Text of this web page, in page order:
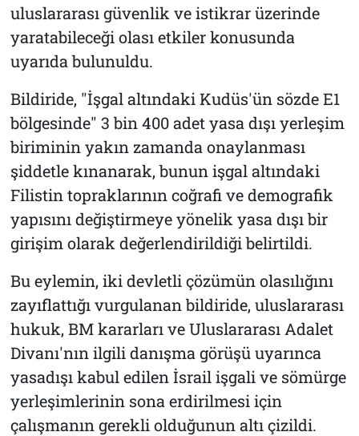
uluslararası güvenlik ve istikrar üzerinde
yaratabileceği olası etkiler konusunda
uyarıda bulunuldu.
Bildiride, "İşgal altındaki Kudüs'ün sözde E1
bölgesinde" 3 bin 400 adet yasa dışı yerleşim
biriminin yakın zamanda onaylanması
şiddetle kınanarak, bunun işgal altındaki
Filistin topraklarının coğrafi ve demografik
yapısını değiştirmeye yönelik yasa dışı bir
girişim olarak değerlendirildiği belirtildi.
Bu eylemin, iki devletli çözümün olasılığını
zayıflattığı vurgulanan bildiride, uluslararası
hukuk, BM kararları ve Uluslararası Adalet
Divanı'nın ilgili danışma görüşü uyarınca
yasadışı kabul edilen İsrail işgali ve sömürge
yerleşimlerinin sona erdirilmesi için
çalışmanın gerekli olduğunun altı çizildi.